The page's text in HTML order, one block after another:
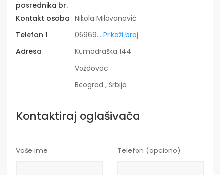
posrednika br.
Kontakt osoba Nikola Milovanović
Telefon 1
06969... Prikaži broj
Adresa
Kumodraška 144
Voždovac
Beograd , Srbija
Kontaktiraj oglašivača
Vaše ime Telefon (opciono)